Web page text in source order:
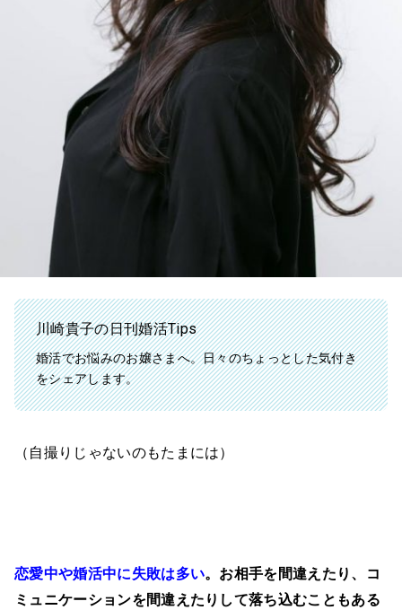
川崎貴子の日刊婚活Tips
婚活でお悩みのお嬢さまへ。日々のちょっとした気付き
をシェアします。
（自撮りじゃないのもたまには）
恋愛中や婚活中に失敗は多い。お相手を間違えたり、コ
ミュニケーションを間違えたりして落ち込むこともある